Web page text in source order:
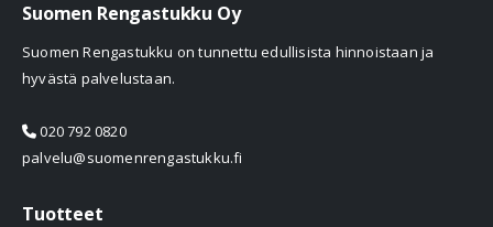
Suomen Rengastukku Oy
Suomen Rengastukku on tunnettu edullisista hinnoistaan ja
hyvästä palvelustaan.
020 792 0820
palvelu@suomenrengastukku.fi
Tuotteet